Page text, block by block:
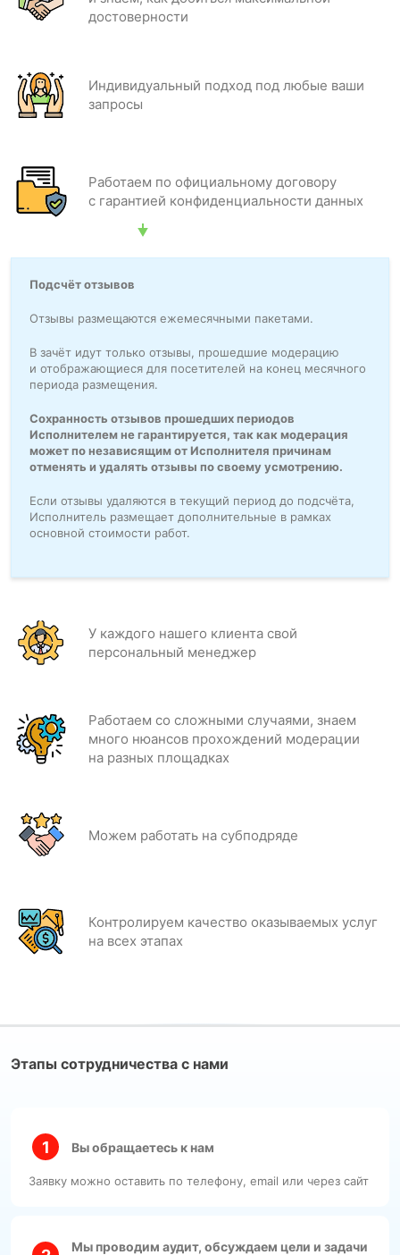
достоверности
Индивидуальный подход под любые ваши
запросы
Работаем по официальному договору
с гарантией конфиденциальности данных
Подсчёт отзывов
Отзывы размещаются ежемесячными пакетами.
В зачёт идут только отзывы, прошедшие модерацию
и отображающиеся для посетителей на конец месячного
периода размещения.
Сохранность отзывов прошедших периодов
Исполнителем не гарантируется, так как модерация
может по независящим от Исполнителя причинам
отменять и удалять отзывы по своему усмотрению.
Если отзывы удаляются в текущий период до подсчёта,
Исполнитель размещает дополнительные в рамках
основной стоимости работ.
У каждого нашего клиента свой
персональный менеджер
Работаем со сложными случаями, знаем
много нюансов прохождений модерации
на разных площадках
Можем работать на субподряде
Контролируем качество оказываемых услуг
на всех этапах
Этапы сотрудничества с нами
Вы обращаетесь к нам
Заявку можно оставить по телефону, email или через сайт
Мы проводим аудит, обсуждаем цели и задачи